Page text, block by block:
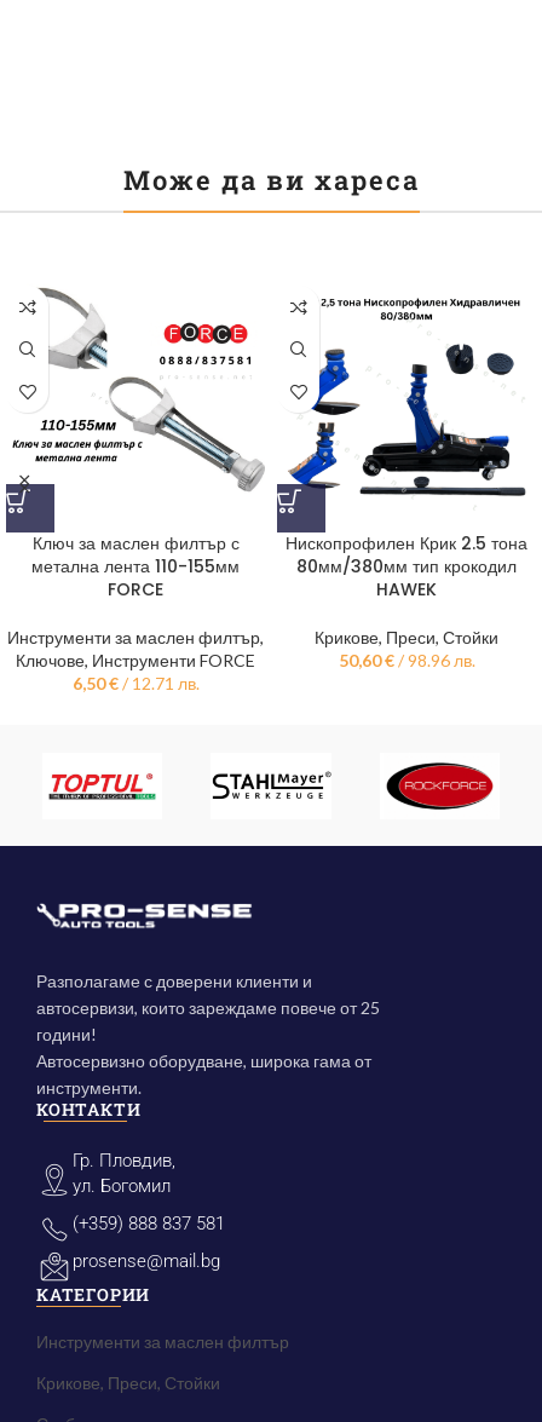
Може да ви хареса
Ключ за маслен филтър с
метална лента 110-155мм
FORCE
Инструменти за маслен филтър,
Ключове, Инструменти FORCE
6,50€ / 12.71 лв.
Нископрофилен Крик 2.5 тона
80мм/380мм тип крокодил
HAWEK
Крикове, Преси, Стойки
50,60€ / 98.96 лв.
Разполагаме с доверени клиенти и
автосервизи, които зареждаме повече от 25
години!
Автосервизно оборудване, широка гама от
инструменти.
КОНТАКТИ
Гр. Пловдив,
ул. Богомил
(+359) 888 837 581
prosense@mail.bg
КАТЕГОРИИ
Инструменти за маслен филтър
Крикове, Преси, Стойки